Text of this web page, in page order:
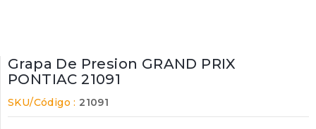
Grapa De Presion GRAND PRIX
PONTIAC 21091
SKU/Código : 21091